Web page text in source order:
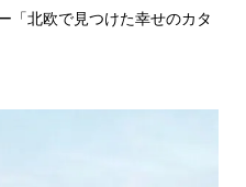
「北欧で見つけた幸せのカタ